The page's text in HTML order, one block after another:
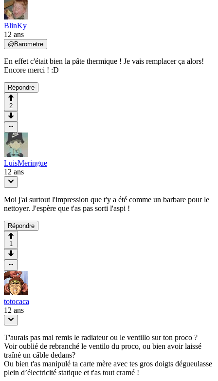
BlinKy
12 ans
@ Barometre
En effet c'était bien la pâte thermique ! Je vais remplacer ça alors!
Encore merci ! :D
Répondre
2
LuisMeringue
12 ans
Moi j'ai surtout l'impression que t'y a été comme un barbare pour le
nettoyer. J'espère que t'as pas sorti l'aspi !
Répondre
1
totocaca
12 ans
T'aurais pas mal remis le radiateur ou le ventillo sur ton proco ?
Voir oublié de rebranché le ventilo du proco, ou bien avoir laissé
traîné un câble dedans?
Ou bien t'as manipulé ta carte mère avec tes gros doigts dégueulasse
plein d’électricité statique et t'as tout cramé !